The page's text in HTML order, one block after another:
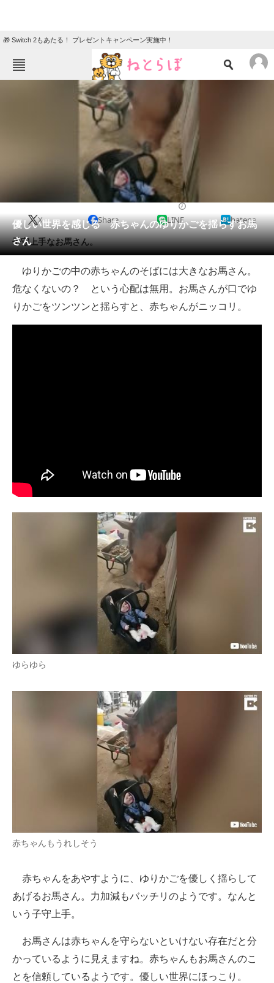
🎁 Switch 2もあたる！ プレゼントキャンペーン実施中！
ねとらぼメニュー
地域
教育・育児
リサーチ
会員記事
メディア
注目記事を集めた総合ページ
ITの今と未来を見通す
スマホと通信の最新トレンド
経営リーダーのコミュニティ
マーケ×ITの今がよく分かる
ITエンジニア向け専門サイト
企業向けIT製品の総合サイト
IT製品の技術・比較・事例
製造業のIT導入・活用を支援
エレクトロニクス専門サイト
電子設計の基本と応用
エネルギーの専門メディア
建設×テクノロジーの最前線
ちょっと気になるネットの話題
優しい世界を感じる 赤ちゃんのゆりかごを揺らすお馬
さん
X Share LINE hatena
子守上手なお馬さん。
ゆりかごの中の赤ちゃんのそばには大きなお馬さん。
危なくないの？ という心配は無用。お馬さんが口でゆ
りかごをツンツンと揺らすと、赤ちゃんがニッコリ。
ゆらゆら
赤ちゃんもうれしそう
赤ちゃんをあやすように、ゆりかごを優しく揺らして
あげるお馬さん。力加減もバッチリのようです。なんと
いう子守上手。
お馬さんは赤ちゃんを守らないといけない存在だと分
かっているように見えますね。赤ちゃんもお馬さんのこ
とを信頼しているようです。優しい世界にほっこり。